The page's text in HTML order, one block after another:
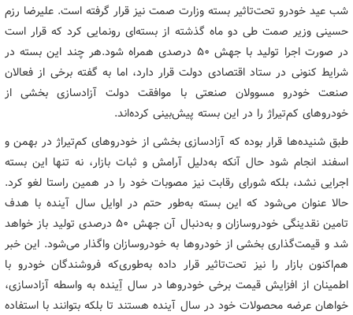
شب عید خودرو تحت‌تاثیر بسته وزارت صمت نیز قرار گرفته است. علیرضا رزم
حسینی وزیر صمت طی دو ماه گذشته از بسته‌ای رونمایی کرد که قرار است
در صورت اجرا تولید با جهش ۵۰ درصدی همراه شود.هر چند این بسته در
شرایط کنونی در ستاد اقتصادی دولت قرار دارد، اما به گفته برخی از فعالان
صنعت خودرو مسوولان صنعتی با موافقت دولت آزادسازی بخشی از
خودروهای کم‌تیراژ را در این بسته پیش‌بینی کرده‌اند.
طبق شنیده‌ها قرار بوده که آزادسازی بخشی از خودروهای کم‌تیراژ در بهمن و
اسفند انجام شود حال آنکه به‌دلیل آرامش و ثبات بازار، نه تنها این بسته
اجرایی نشد، بلکه شورای رقابت نیز مصوبات خود را در همین راستا لغو کرد.
حالا عنوان می‌شود که این بسته به‌طور حتم در اوایل سال آینده با هدف
تامین نقدینگی خودروسازان و به‌دنبال آن جهش ۵۰ درصدی تولید باز خواهد
شد و قیمت‌گذاری بخشی از خودروها به خودروسازان واگذار می‌شود. این خبر
هم‌اکنون بازار را نیز تحت‌تاثیر قرار داده به‌طوری‌که فروشندگان خودرو با
اطمینان از افزایش قیمت برخی خودروها در سال آِینده به واسطه آزادسازی،
خواهان عرضه محصولات خود در سال آینده هستند تا بلکه بتوانند با استفاده